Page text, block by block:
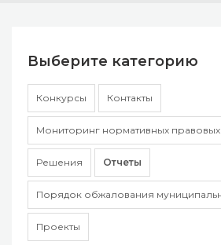
Выберите категорию
Конкурсы Контакты
Мониторинг нормативных правовых
Решения Отчеты
Порядок обжалования
Проекты